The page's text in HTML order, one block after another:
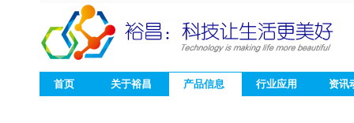
首页 关于裕昌 产品信息 行业应用 资讯